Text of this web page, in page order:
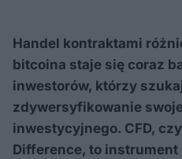
Handel kontraktami
bitcoina staje się coraz
inwestorów, którzy
zdywersyfikowanie
inwestycyjnego. CFD,
Difference, to